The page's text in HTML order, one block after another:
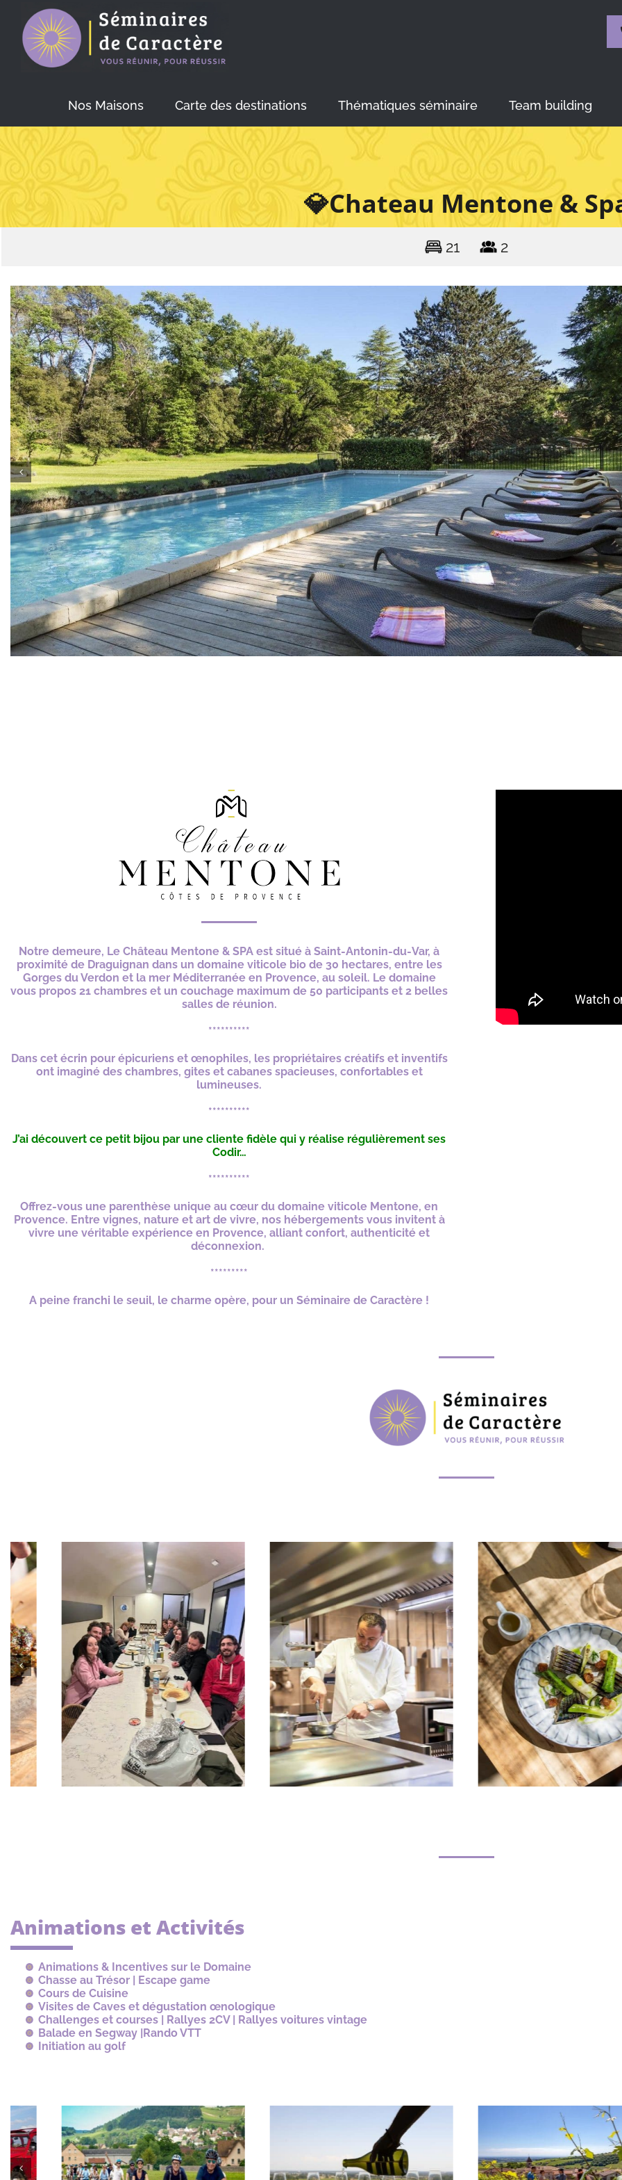
content
Nos Maisons Carte des destinations Thématiques séminaire Team building
💎Chateau Mentone &
21 2
Notre demeure, Le Château Mentone & SPA est situé à Saint-Antonin-du-Var, à
proximité de Draguignan dans un domaine viticole bio de 30 hectares, entre les
Gorges du Verdon et la mer Méditerranée en Provence, au soleil. Le domaine
vous propos 21 chambres et un couchage maximum de 50 participants et 2 belles
salles de réunion.
**********
Dans cet écrin pour épicuriens et œnophiles, les propriétaires créatifs et inventifs
ont imaginé des chambres, gites et cabanes spacieuses, confortables et
lumineuses.
**********
J’ai découvert ce petit bijou par une cliente fidèle qui y réalise régulièrement ses
Codir…
**********
Offrez-vous une parenthèse unique au cœur du domaine viticole Mentone, en
Provence. Entre vignes, nature et art de vivre, nos hébergements vous invitent à
vivre une véritable expérience en Provence, alliant confort, authenticité et
déconnexion.
*********
A peine franchi le seuil, le charme opère, pour un Séminaire de Caractère !
Animations et Activités
Animations & Incentives sur le Domaine
Chasse au Trésor | Escape game
Cours de Cuisine
Visites de Caves et dégustation œnologique
Challenges et courses | Rallyes 2CV | Rallyes voitures vintage
Balade en Segway |Rando VTT
Initiation au golf